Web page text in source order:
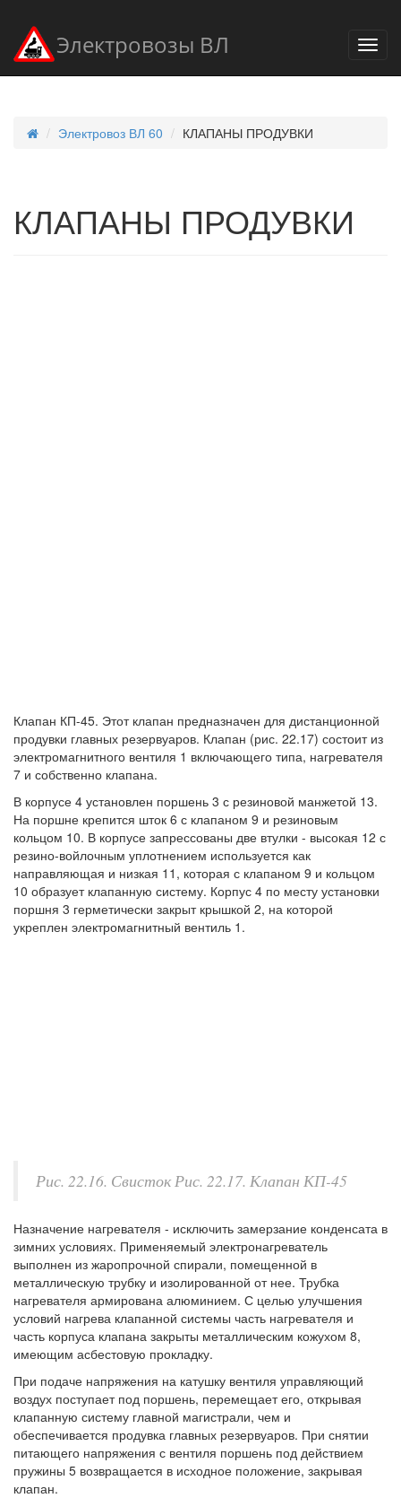
Электровозы ВЛ
Электровоз ВЛ 60 КЛАПАНЫ ПРОДУВКИ
КЛАПАНЫ ПРОДУВКИ
Клапан КП-45. Этот клапан предназначен для дистанционной
продувки главных резервуаров. Клапан (рис. 22.17) состоит из
электромагнитного вентиля 1 включающего типа, нагревателя
7 и собственно клапана.
В корпусе 4 установлен поршень 3 с резиновой манжетой 13.
На поршне крепится шток 6 с клапаном 9 и резиновым
кольцом 10. В корпусе запрессованы две втулки - высокая 12 с
резино-войлочным уплотнением используется как
направляющая и низкая 11, которая с клапаном 9 и кольцом
10 образует клапанную систему. Корпус 4 по месту установки
поршня 3 герметически закрыт крышкой 2, на которой
укреплен электромагнитный вентиль 1.
Рис. 22.16. Свисток Рис. 22.17. Клапан КП-45
Назначение нагревателя - исключить замерзание конденсата в
зимних условиях. Применяемый электронагреватель
выполнен из жаропрочной спирали, помещенной в
металлическую трубку и изолированной от нее. Трубка
нагревателя армирована алюминием. С целью улучшения
условий нагрева клапанной системы часть нагревателя и
часть корпуса клапана закрыты металлическим кожухом 8,
имеющим асбестовую прокладку.
При подаче напряжения на катушку вентиля управляющий
воздух поступает под поршень, перемещает его, открывая
клапанную систему главной магистрали, чем и
обеспечивается продувка главных резервуаров. При снятии
питающего напряжения с вентиля поршень под действием
пружины 5 возвращается в исходное положение, закрывая
клапан.